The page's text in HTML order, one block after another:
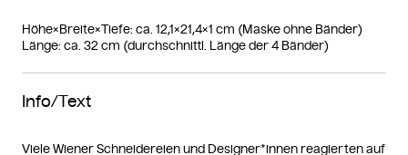
Höhe×Breite×Tiefe: ca. 12,1×21,4×1 cm (Maske ohne Bänder)
Länge: ca. 32 cm (durchschnittl. Länge der 4 Bänder)
Info/Text
Viele Wiener Schneidereien und Designer*innen reagierten auf